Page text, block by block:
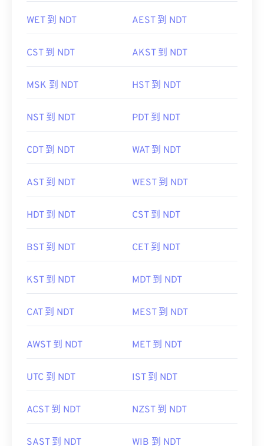
WET 到 NDT AEST 到 NDT
CST 到 NDT AKST 到 NDT
MSK 到 NDT HST 到 NDT
NST 到 NDT PDT 到 NDT
CDT 到 NDT WAT 到 NDT
AST 到 NDT WEST 到 NDT
HDT 到 NDT CST 到 NDT
BST 到 NDT CET 到 NDT
KST 到 NDT MDT 到 NDT
CAT 到 NDT MEST 到 NDT
AWST 到 NDT MET 到 NDT
UTC 到 NDT IST 到 NDT
ACST 到 NDT NZST 到 NDT
SAST 到 NDT WIB 到 NDT